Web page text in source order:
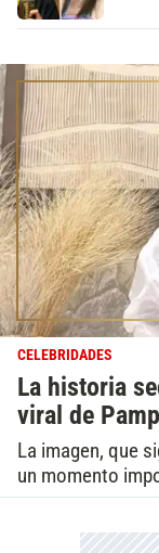
CELEBRIDADES
La historia
viral de
La imagen, que
un momento